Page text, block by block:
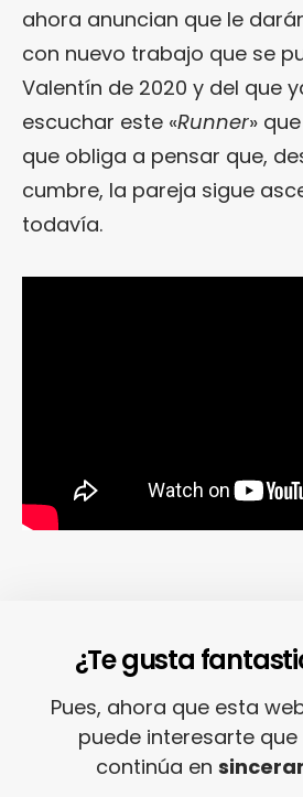
ahora anuncian que le
con nuevo trabajo que se
Valentín de 2020 y del que
escuchar este «Runner»
que obliga a pensar que,
cumbre, la pareja sigue
todavía.
THIS IS HOW (WE WANT YO
de George Michael.Si
¿Te gusta
Pues, ahora que esta
puede interesarte
continúa en